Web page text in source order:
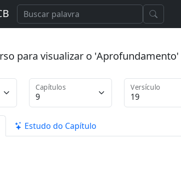
para visualizar o 'Aprofundamento'
Capítulos Versículo
Estudo do Capítulo